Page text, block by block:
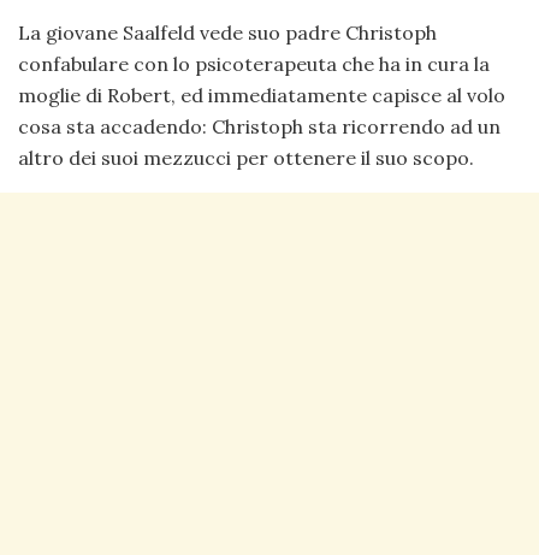
La giovane Saalfeld vede suo padre Christoph
confabulare con lo psicoterapeuta che ha in cura la
moglie di Robert, ed immediatamente capisce al volo
cosa sta accadendo: Christoph sta ricorrendo ad un
altro dei suoi mezzucci per ottenere il suo scopo.